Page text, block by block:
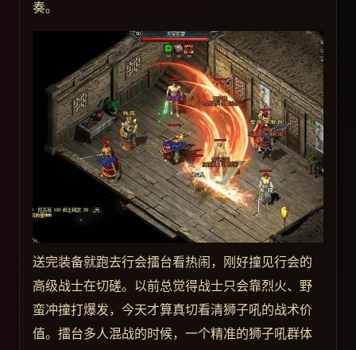
奏。
送完装备就跑去行会擂台看热闹，刚好撞见行会的
高级战士在切磋。以前总觉得战士只会靠烈火、野
蛮冲撞打爆发，今天才算真切看清狮子吼的战术价
值。擂台多人混战的时候，一个精准的狮子吼群体